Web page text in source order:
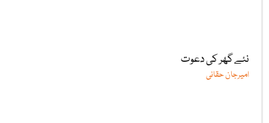
نئے گھر کی دعوت
امیرجان حقانی